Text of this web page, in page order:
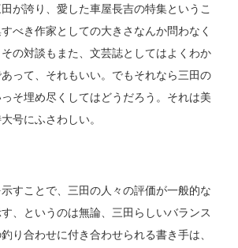
が誇り、愛した車屋長吉の特集というこ
べき作家としての大きさなんか問わなく
の対談もまた、文芸誌としてはよくわか
って、それもいい。でもそれなら三田の
そ埋め尽くしてはどうだろう。それは美
号にふさわしい。
すことで、三田の人々の評価が一般的な
、というのは無論、三田らしいバランス
り合わせに付き合わせられる書き手は、